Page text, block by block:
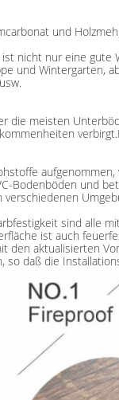
und
nicht nur eine
und
die meisten
Bodenböden und
sind alle
ist auch
den aktualisierten
daß die